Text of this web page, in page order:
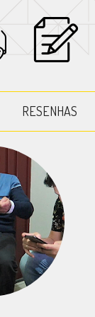
RESENHAS